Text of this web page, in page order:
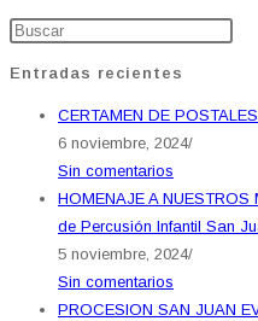
Entradas recientes
CERTAMEN DE
6 noviembre, 2024/
Sin comentarios
HOMENAJE A
de Percusión Infantil San
5 noviembre, 2024/
Sin comentarios
PROCESION SAN JUAN